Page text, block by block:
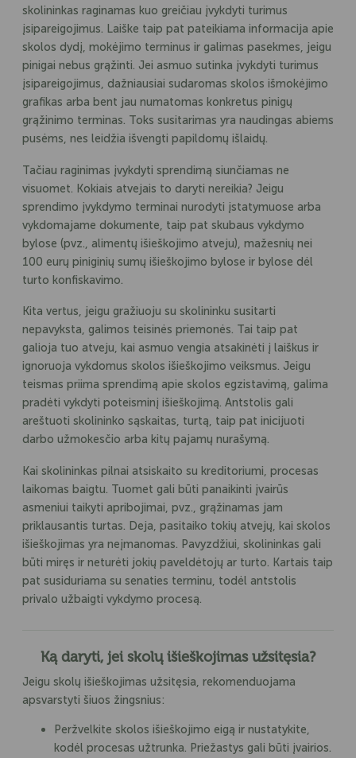
skolininkas raginamas kuo greičiau įvykdyti turimus
įsipareigojimus. Laiške taip pat pateikiama informacija apie
skolos dydį, mokėjimo terminus ir galimas pasekmes, jeigu
pinigai nebus grąžinti. Jei asmuo sutinka įvykdyti turimus
įsipareigojimus, dažniausiai sudaromas skolos išmokėjimo
grafikas arba bent jau numatomas konkretus pinigų
grąžinimo terminas. Toks susitarimas yra naudingas abiems
pusėms, nes leidžia išvengti papildomų išlaidų.
Tačiau raginimas įvykdyti sprendimą siunčiamas ne
visuomet. Kokiais atvejais to daryti nereikia? Jeigu
sprendimo įvykdymo terminai nurodyti įstatymuose arba
vykdomajame dokumente, taip pat skubaus vykdymo
bylose (pvz., alimentų išieškojimo atveju), mažesnių nei
100 eurų piniginių sumų išieškojimo bylose ir bylose dėl
turto konfiskavimo.
Kita vertus, jeigu gražiuoju su skolininku susitarti
nepavyksta, galimos teisinės priemonės. Tai taip pat
galioja tuo atveju, kai asmuo vengia atsakinėti į laiškus ir
ignoruoja vykdomus skolos išieškojimo veiksmus. Jeigu
teismas priima sprendimą apie skolos egzistavimą, galima
pradėti vykdyti poteisminį išieškojimą. Antstolis gali
areštuoti skolininko sąskaitas, turtą, taip pat inicijuoti
darbo užmokesčio arba kitų pajamų nurašymą.
Kai skolininkas pilnai atsiskaito su kreditoriumi, procesas
laikomas baigtu. Tuomet gali būti panaikinti įvairūs
asmeniui taikyti apribojimai, pvz., grąžinamas jam
priklausantis turtas. Deja, pasitaiko tokių atvejų, kai skolos
išieškojimas yra neįmanomas. Pavyzdžiui, skolininkas gali
būti miręs ir neturėti jokių paveldėtojų ar turto. Kartais taip
pat susiduriama su senaties terminu, todėl antstolis
privalo užbaigti vykdymo procesą.
Ką daryti, jei skolų išieškojimas užsitęsia?
Jeigu skolų išieškojimas užsitęsia, rekomenduojama
apsvarstyti šiuos žingsnius:
Peržvelkite skolos išieškojimo eigą ir nustatykite,
kodėl procesas užtrunka. Priežastys gali būti įvairios.